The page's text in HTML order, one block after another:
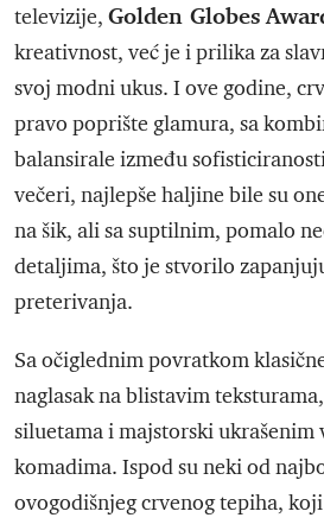
televizije, Golden Globes
kreativnost, već je i prilika za
svoj modni ukus. I ove godine,
pravo poprište glamura, sa
balansirale između
večeri, najlepše haljine bile su
na šik, ali sa suptilnim, pomalo
detaljima, što je stvorilo
preterivanja.
Sa očiglednim povratkom
naglasak na blistavim
siluetama i majstorski ukrašenim
komadima. Ispod su neki od
ovogodišnjeg crvenog tepiha,